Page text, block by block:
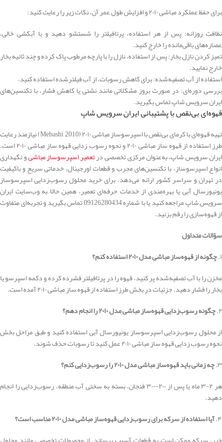
برای حفظ عملکرد مباشی ۲۰۱۰ و افزایش طول عمر آن، نکات زیر را رعایت کنید:
نظافت روزانه: پس از هر استفاده، پرتافیلتر را شستشو دهید و با آبکشی خالی،
عصاره‌های باقی‌مانده را خارج کنید.
تمیز کردن نازل بخار: پس از استفاده، نازل را با پارچه مرطوب پاک کرده و چند ثانیه بخار
خارج نمایید.
استفاده از آب تصفیه‌شده: برای کاهش رسوبات، از آب فیلترشده استفاده کنید.
بررسی دوره‌ای: در صورت بروز مشکلاتی مانند نشتی یا کاهش فشار، با تکنسین‌های
ایران سرویس شاپ تماس بگیرید.
قهوه‌ای بی‌نقص با پشتیبانی ایران سرویس شاپ
تهیه قهوه‌ای با کرمای بی‌نقص با اسپرسوساز مباشی ۲۰۱۰ (Mebashi 2010) نیازمند رعایت
طرز استفاده از قهوه ساز مباشی ۲۰۱۰ و نحوه رسوب زدایی قهوه ساز مباشی ۲۰۱۰ است.
ایران سرویس شاپ، به‌عنوان مرکزی تخصصی درتعمیر اسپرسوساز مباشیو نگهداری
انواع اسپرسوساز، با تکنسین‌های مجرب و قطعات اورجینال، خدماتی سریع و باکیفیت
در تهران و سراسر کشور ارائه می‌دهد. برای خرید محلول رسوب‌زدایی اسپرسوساز
یونیورسال آبی یا بهره‌مندی از خدمات حرفه‌ای تعمیر، همین حالا به وب‌سایت ایران
سرویس شاپ مراجعه کنید یا با شماره 09126280434 تماس بگیرید و تجربه‌ای متفاوت
از قهوه‌سازی را رقم بزنید.
سؤالات متداول
۱. چگونه از قهوه‌ساز مباشی مدل ۲۰۱۰ استفاده کنم؟
مخزن را با آب تصفیه‌شده پر کنید، قهوه را در پرتافیلتر فشرده کرده و دکمه اسپرسو یا
بخار را فشار دهید. جزئیات در بخش طرز استفاده از قهوه ساز مباشی ۲۰۱۰ آمده است.
۲. چگونه رسوب‌زدایی قهوه‌ساز مباشی مدل ۲۰۱۰ را انجام دهم؟
از محلول رسوب‌زدایی اسپرسوساز یونیورسال آبی استفاده کنید و طبق مراحل بخش
نحوه رسوب زدایی قهوه ساز مباشی ۲۰۱۰ عمل کنید تا رسوبات حذف شوند.
۳. چه زمانی باید قهوه‌ساز مباشی مدل ۲۰۱۰ را رسوب‌زدایی کنم؟
هر ۲-۳ ماه یا پس از ۲۰۰-۳۰۰ فنجان، بسته به سختی آب منطقه، رسوب‌زدایی را انجام
دهید.
۴. آیا استفاده از سرکه برای رسوب‌زدایی قهوه‌ساز مباشی مدل ۲۰۱۰ مناسب است؟